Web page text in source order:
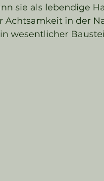
sie als lebendige
Achtsamkeit in der
wesentlicher